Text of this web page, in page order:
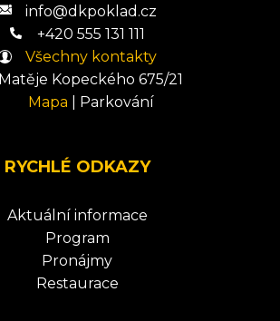
info@dkpoklad.cz
+420 555 131 111
Všechny kontakty
Matěje Kopeckého 675/21
Mapa
Parkování
RYCHLÉ ODKAZY
Aktuální informace
Program
Pronájmy
Restaurace